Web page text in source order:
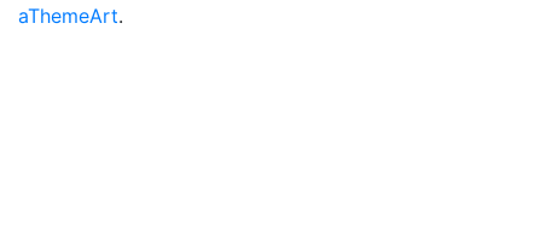
aThemeArt.